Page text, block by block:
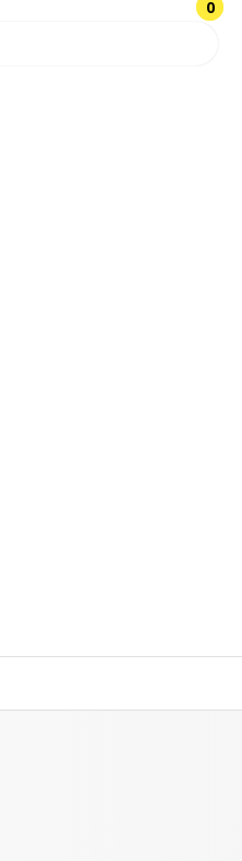
0
0